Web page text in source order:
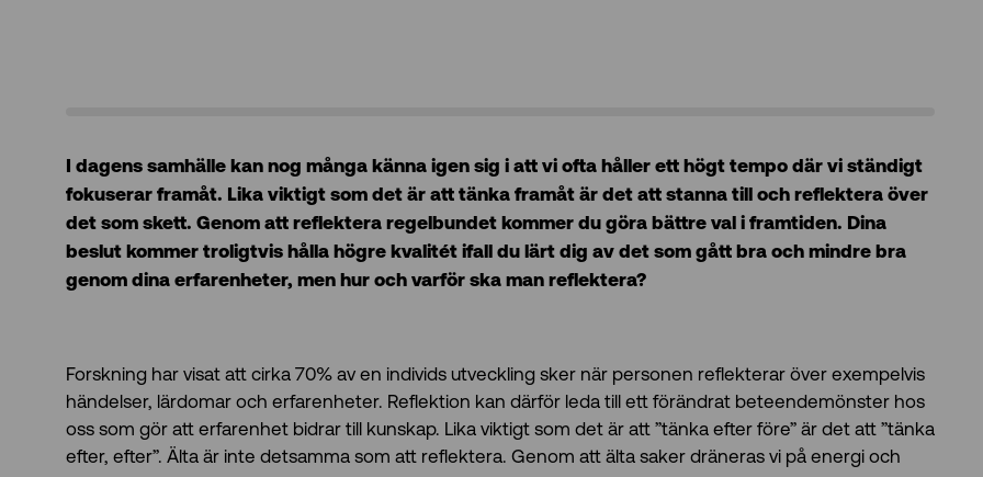
I dagens samhälle kan nog många känna igen sig i att vi ofta håller ett högt tempo där vi ständigt
fokuserar framåt. Lika viktigt som det är att tänka framåt är det att stanna till och reflektera över
det som skett. Genom att reflektera regelbundet kommer du göra bättre val i framtiden. Dina
beslut kommer troligtvis hålla högre kvalitét ifall du lärt dig av det som gått bra och mindre bra
genom dina erfarenheter, men hur och varför ska man reflektera?
Forskning har visat att cirka 70% av en individs utveckling sker när personen reflekterar över exempelvis
händelser, lärdomar och erfarenheter. Reflektion kan därför leda till ett förändrat beteendemönster hos
oss som gör att erfarenhet bidrar till kunskap. Lika viktigt som det är att ”tänka efter före” är det att ”tänka
efter, efter”. Älta är inte detsamma som att reflektera. Genom att älta saker dräneras vi på energi och